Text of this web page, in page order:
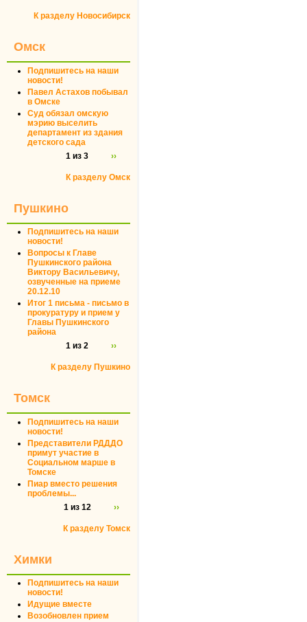
К разделу Новосибирск
Омск
Подпишитесь на наши
новости!
Павел Астахов побывал
в Омске
Суд обязал омскую
мэрию выселить
департамент из здания
детского сада
1 из 3
››
К разделу Омск
Пушкино
Подпишитесь на наши
новости!
Вопросы к Главе
Пушкинского района
Виктору Васильевичу,
озвученные на приеме
20.12.10
Итог 1 письма - письмо в
прокуратуру и прием у
Главы Пушкинского
района
1 из 2
››
К разделу Пушкино
Томск
Подпишитесь на наши
новости!
Представители РДДДО
примут участие в
Социальном марше в
Томске
Пиар вместо решения
проблемы...
1 из 12
››
К разделу Томск
Химки
Подпишитесь на наши
новости!
Идущие вместе
Возобновлен прием